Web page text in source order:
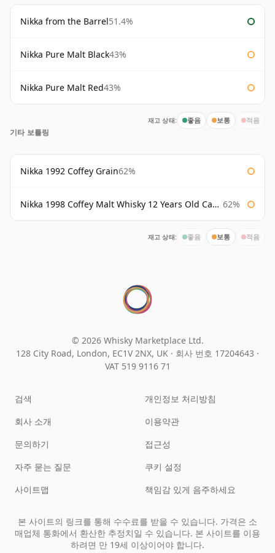
Nikka from the Barrel51.4%
Nikka Pure Malt Black43%
Nikka Pure Malt Red43%
재고 상태: 좋음 보통 적음
기타 보틀링
Nikka 1992 Coffey Grain62%
Nikka 1998 Coffey Malt Whisky 12 Years Old Cask #133421 62%
재고 상태: 좋음 보통 적음
© 2026 Whisky Marketplace Ltd.
128 City Road, London, EC1V 2NX, UK · 회사 번호 17204643 ·
VAT 519 9116 71
검색
회사 소개
문의하기
자주 묻는 질문
사이트맵
개인정보 처리방침
이용약관
접근성
쿠키 설정
책임감 있게 음주하세요
본 사이트의 링크를 통해 수수료를 받을 수 있습니다. 가격은 소
매업체 통화에서 환산한 추정치일 수 있습니다. 본 사이트를 이용
하려면 만 19세 이상이어야 합니다.